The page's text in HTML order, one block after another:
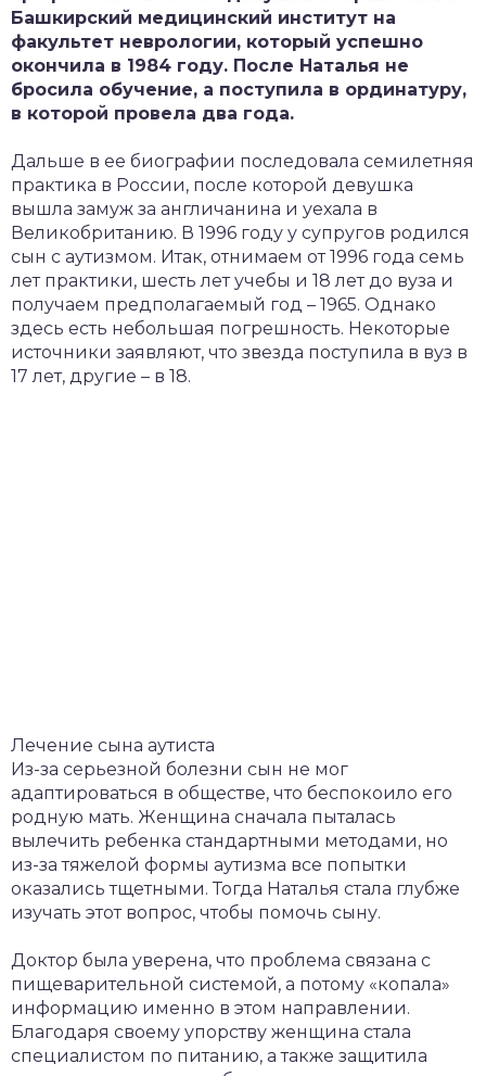
Башкирский медицинский институт на
факультет неврологии, который успешно
окончила в 1984 году. После Наталья не
бросила обучение, а поступила в ординатуру,
в которой провела два года.
Дальше в ее биографии последовала семилетняя
практика в России, после которой девушка
вышла замуж за англичанина и уехала в
Великобританию. В 1996 году у супругов родился
сын с аутизмом. Итак, отнимаем от 1996 года семь
лет практики, шесть лет учебы и 18 лет до вуза и
получаем предполагаемый год – 1965. Однако
здесь есть небольшая погрешность. Некоторые
источники заявляют, что звезда поступила в вуз в
17 лет, другие – в 18.
Лечение сына аутиста
Из-за серьезной болезни сын не мог
адаптироваться в обществе, что беспокоило его
родную мать. Женщина сначала пыталась
вылечить ребенка стандартными методами, но
из-за тяжелой формы аутизма все попытки
оказались тщетными. Тогда Наталья стала глубже
изучать этот вопрос, чтобы помочь сыну.
Доктор была уверена, что проблема связана с
пищеварительной системой, а потому «копала»
информацию именно в этом направлении.
Благодаря своему упорству женщина стала
специалистом по питанию, а также защитила